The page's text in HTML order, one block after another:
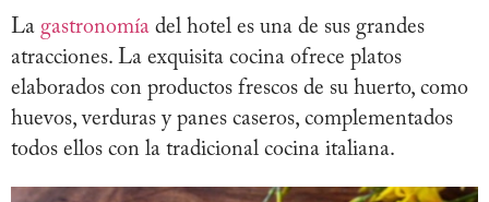
La gastronomía del hotel es una de sus grandes
atracciones. La exquisita cocina ofrece platos
elaborados con productos frescos de su huerto, como
huevos, verduras y panes caseros, complementados
todos ellos con la tradicional cocina italiana.